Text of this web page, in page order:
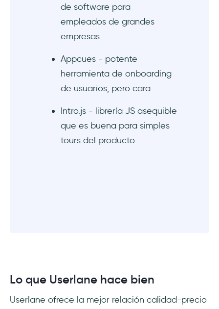
de software para
empleados de grandes
empresas
Appcues - potente
herramienta de onboarding
de usuarios, pero cara
Intro.js - librería JS asequible
que es buena para simples
tours del producto
Lo que Userlane hace bien
Userlane ofrece la mejor relación calidad-precio